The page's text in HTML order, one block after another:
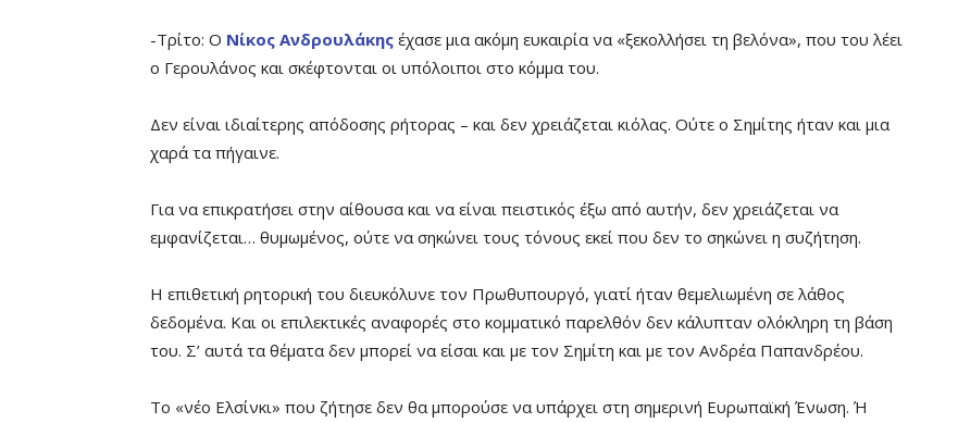
-Τρίτο: Ο Νίκος Ανδρουλάκης έχασε μια ακόμη ευκαιρία να «ξεκολλήσει τη βελόνα», που του λέει
ο Γερουλάνος και σκέφτονται οι υπόλοιποι στο κόμμα του.
Δεν είναι ιδιαίτερης απόδοσης ρήτορας – και δεν χρειάζεται κιόλας. Ούτε ο Σημίτης ήταν και μια
χαρά τα πήγαινε.
Για να επικρατήσει στην αίθουσα και να είναι πειστικός έξω από αυτήν, δεν χρειάζεται να
εμφανίζεται… θυμωμένος, ούτε να σηκώνει τους τόνους εκεί που δεν το σηκώνει η συζήτηση.
Η επιθετική ρητορική του διευκόλυνε τον Πρωθυπουργό, γιατί ήταν θεμελιωμένη σε λάθος
δεδομένα. Και οι επιλεκτικές αναφορές στο κομματικό παρελθόν δεν κάλυπταν ολόκληρη τη βάση
του. Σ’ αυτά τα θέματα δεν μπορεί να είσαι και με τον Σημίτη και με τον Ανδρέα Παπανδρέου.
Το «νέο Ελσίνκι» που ζήτησε δεν θα μπορούσε να υπάρχει στη σημερινή Ευρωπαϊκή Ένωση. Ή